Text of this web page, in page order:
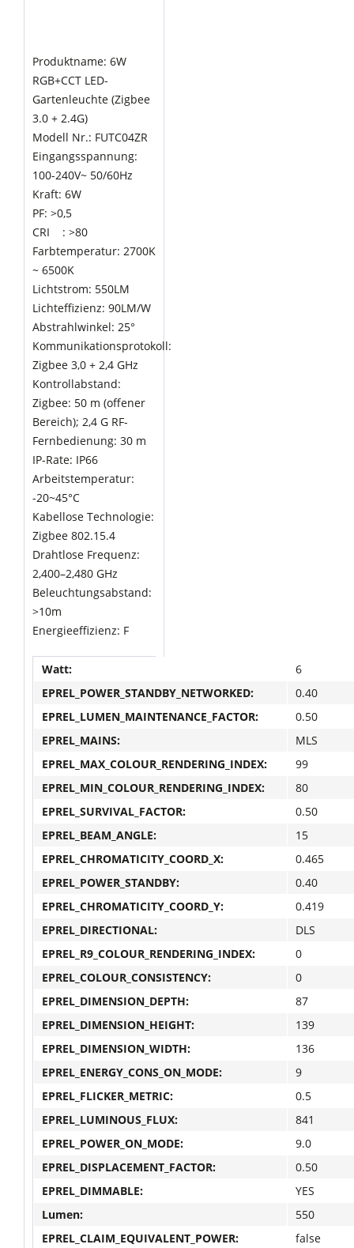
Produktname: 6W
RGB+CCT LED-
Gartenleuchte (Zigbee
3.0 + 2.4G)
Modell Nr.: FUTC04ZR
Eingangsspannung:
100-240V~ 50/60Hz
Kraft: 6W
PF: >0,5
CRI : >80
Farbtemperatur: 2700K
~ 6500K
Lichtstrom: 550LM
Lichteffizienz: 90LM/W
Abstrahlwinkel: 25°
Kommunikationsprotokoll:
Zigbee 3,0 + 2,4 GHz
Kontrollabstand:
Zigbee: 50 m (offener
Bereich); 2,4 G RF-
Fernbedienung: 30 m
IP-Rate: IP66
Arbeitstemperatur:
-20~45°C
Kabellose Technologie:
Zigbee 802.15.4
Drahtlose Frequenz:
2,400–2,480 GHz
Beleuchtungsabstand:
>10m
Energieeffizienz: F
Watt:
6
EPREL_POWER_STANDBY_NETWORKED:
0.40
EPREL_LUMEN_MAINTENANCE_FACTOR:
0.50
EPREL_MAINS:
MLS
EPREL_MAX_COLOUR_RENDERING_INDEX:
99
EPREL_MIN_COLOUR_RENDERING_INDEX:
80
EPREL_SURVIVAL_FACTOR:
0.50
EPREL_BEAM_ANGLE:
15
EPREL_CHROMATICITY_COORD_X:
0.465
EPREL_POWER_STANDBY:
0.40
EPREL_CHROMATICITY_COORD_Y:
0.419
EPREL_DIRECTIONAL:
DLS
EPREL_R9_COLOUR_RENDERING_INDEX:
0
EPREL_COLOUR_CONSISTENCY:
0
EPREL_DIMENSION_DEPTH:
87
EPREL_DIMENSION_HEIGHT:
139
EPREL_DIMENSION_WIDTH:
136
EPREL_ENERGY_CONS_ON_MODE:
9
EPREL_FLICKER_METRIC:
0.5
EPREL_LUMINOUS_FLUX:
841
EPREL_POWER_ON_MODE:
9.0
EPREL_DISPLACEMENT_FACTOR:
0.50
EPREL_DIMMABLE:
YES
Lumen:
550
EPREL_CLAIM_EQUIVALENT_POWER:
false